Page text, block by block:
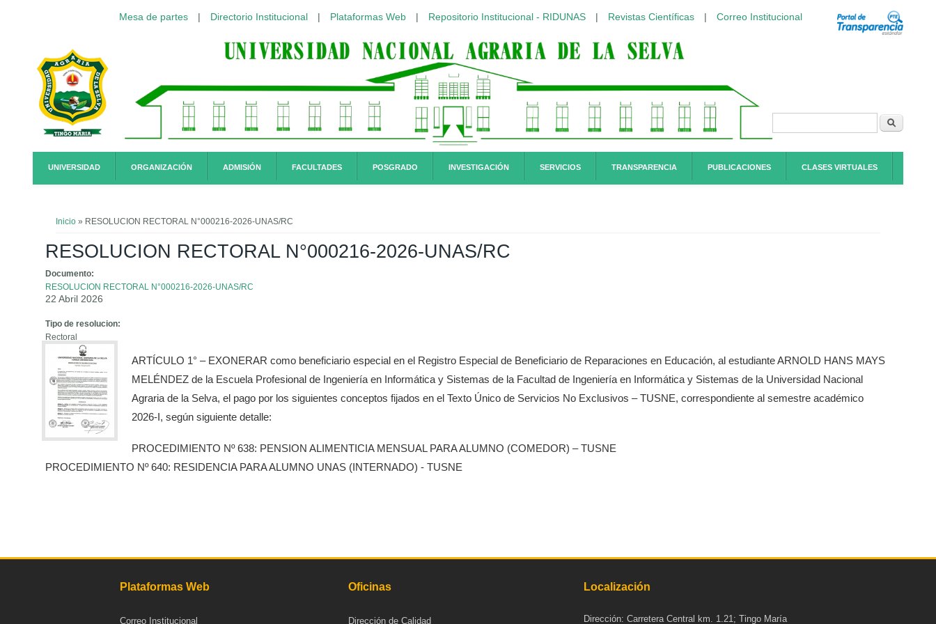
Mesa de partes | Directorio Institucional | Plataformas Web | Repositorio Institucional - RIDUNAS | Revistas Científicas | Correo Institucional
Formulario de
UNIVERSIDAD ORGANIZACIÓN ADMISIÓN FACULTADES POSGRADO INVESTIGACIÓN SERVICIOS TRANSPARENCIA PUBLICACIONES CLASES VIRTUALES
Inicio » RESOLUCION RECTORAL N°000216-2026-UNAS/RC
RESOLUCION RECTORAL N°000216-2026-UNAS/RC
Documento:
RESOLUCION RECTORAL N°000216-2026-UNAS/RC
22 Abril 2026
Tipo de resolucion:
Rectoral
ARTÍCULO 1° – EXONERAR como beneficiario especial en el Registro Especial de Beneficiario de Reparaciones en Educación, al estudiante ARNOLD HANS MAYS
MELÉNDEZ de la Escuela Profesional de Ingeniería en Informática y Sistemas de la Facultad de Ingeniería en Informática y Sistemas de la Universidad Nacional
Agraria de la Selva, el pago por los siguientes conceptos fijados en el Texto Único de Servicios No Exclusivos – TUSNE, correspondiente al semestre académico
2026-I, según siguiente detalle:
PROCEDIMIENTO Nº 638: PENSION ALIMENTICIA MENSUAL PARA ALUMNO (COMEDOR) – TUSNE
PROCEDIMIENTO Nº 640: RESIDENCIA PARA ALUMNO UNAS (INTERNADO) - TUSNE
Plataformas Web
Correo Institucional
Oficinas
Dirección de Calidad
Localización
Dirección: Carretera Central km. 1.21; Tingo María